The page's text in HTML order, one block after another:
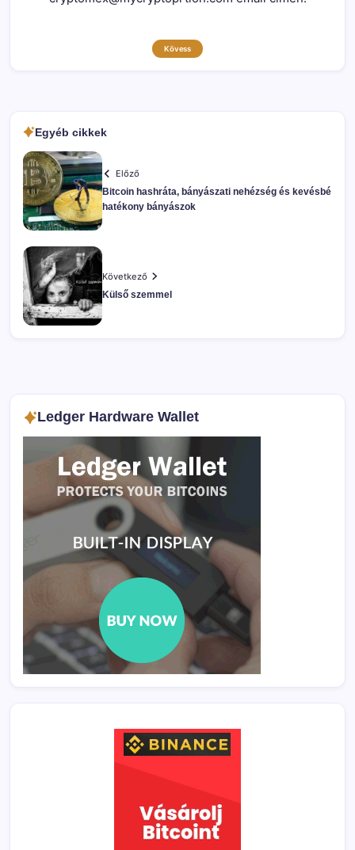
Kövess
Egyéb cikkek
Előző
Bitcoin hashráta, bányászati nehézség és kevésbé
hatékony bányászok
Következő
Külső szemmel
Ledger Hardware Wallet